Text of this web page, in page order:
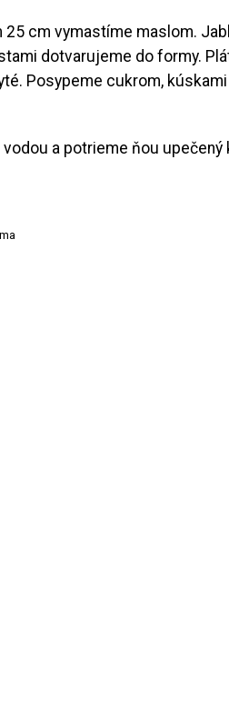
25 cm vymastíme maslom.
dotvarujeme do formy.
Posypeme cukrom,
a potrieme ňou upečený